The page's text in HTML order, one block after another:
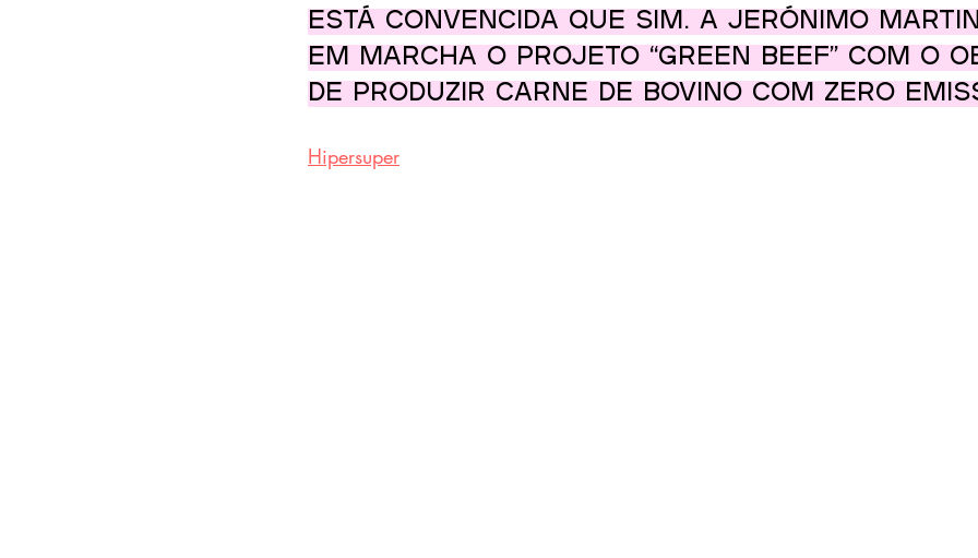
está convencida que sim. A Jerónimo
em marcha o projeto “Green beef” com o
de produzir carne de bovino com zero
Hipersuper